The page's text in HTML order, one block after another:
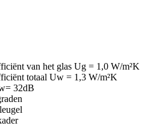
van het glas Ug = 1,0 W/m²K
totaal Uw = 1,3 W/m²K
32dB